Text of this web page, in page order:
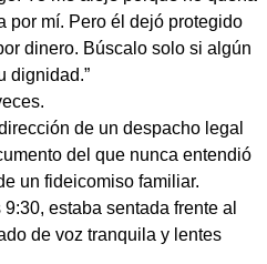
por mí. Pero él dejó protegido
dinero. Búscalo solo si algún
dignidad.”
de un despacho legal
del que nunca entendió
un fideicomiso familiar.
estaba sentada frente al
de voz tranquila y lentes